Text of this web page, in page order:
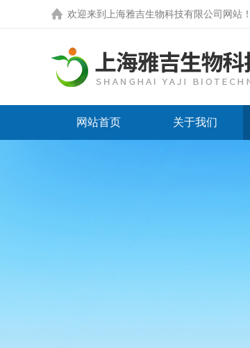
欢迎来到 上海雅吉生物科技有限公司网站 ！
网站首页 关于我们